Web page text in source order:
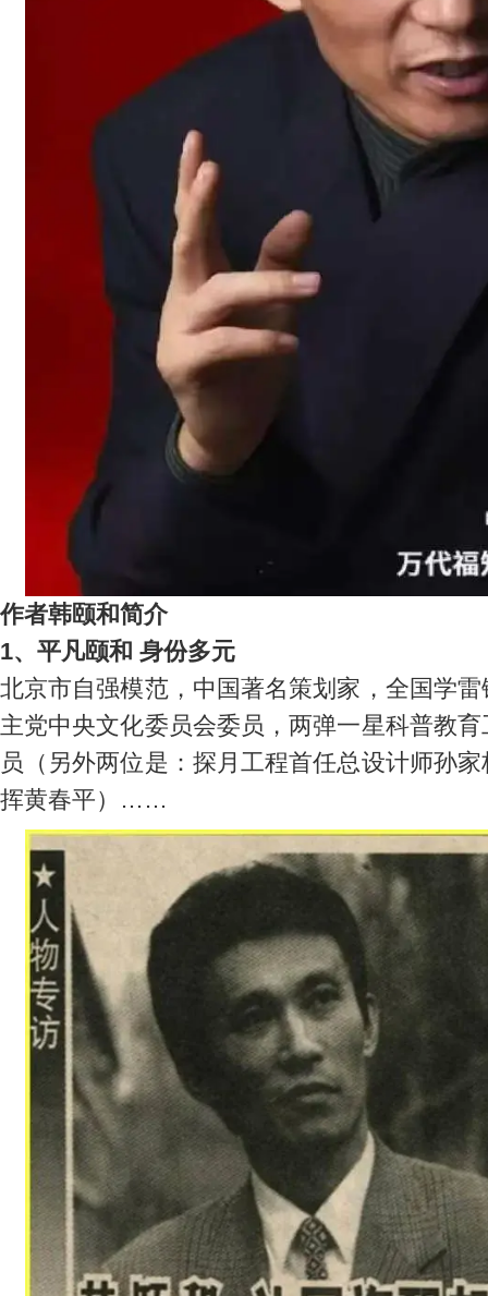
作者韩颐和简介
1、平凡颐和 身份多元
北京市自强模范，中国著名策划家，全国学
主党中央文化委员会委员，两弹一星科普教
员（另外两位是：探月工程首任总设计师孙
挥黄春平）……